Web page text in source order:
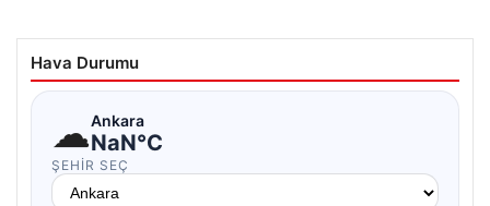
Hava Durumu
☁Ankara
NaN°C
ŞEHIR SEÇ